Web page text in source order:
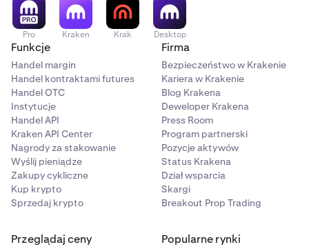
Pro Kraken Krak Desktop
Funkcje
Handel margin
Handel kontraktami futures
Handel OTC
Instytucje
Handel API
Kraken API Center
Nagrody za stakowanie
Wyślij pieniądze
Zakupy cykliczne
Kup krypto
Sprzedaj krypto
Firma
Bezpieczeństwo w Krakenie
Kariera w Krakenie
Blog Krakena
Deweloper Krakena
Press Room
Program partnerski
Pozycje aktywów
Status Krakena
Dział wsparcia
Skargi
Breakout Prop Trading
Przeglądaj ceny Popularne rynki